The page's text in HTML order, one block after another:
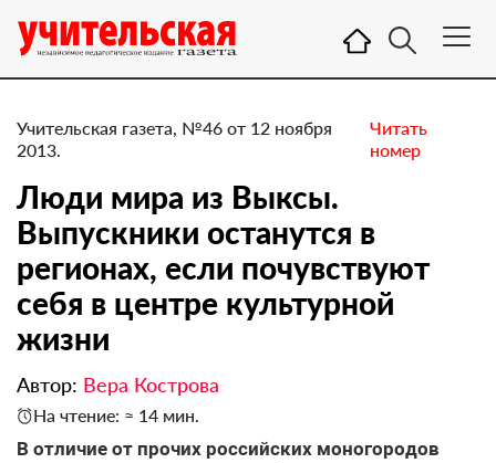
Учительская газета, №46 от 12 ноября
2013.
Читать
номер
Люди мира из Выксы.
Выпускники останутся в
регионах, если почувствуют
себя в центре культурной
жизни
Автор: Вера Кострова
На чтение: ≈ 14 мин.
В отличие от прочих российских моногородов